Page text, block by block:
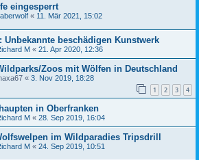
eingesperrt
« 11. Mär 2021, 15:02
Unbekannte beschädigen Kunstwerk
M « 21. Apr 2020, 12:36
Zoos mit Wölfen in Deutschland
« 3. Nov 2019, 18:28
1 2 3 4
in Oberfranken
M « 28. Sep 2019, 16:04
im Wildparadies Tripsdrill
M « 24. Sep 2019, 10:51